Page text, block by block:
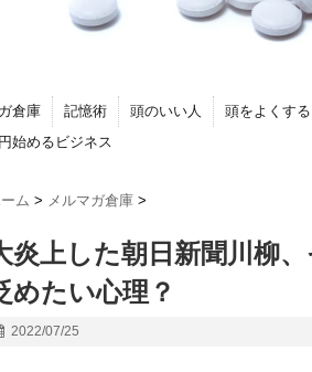
倉庫 記憶術 頭のいい人 頭をよくする
始めるビジネス
ム > メルマガ倉庫 >
炎上した朝日新聞川柳
めたい心理？
2022/07/25